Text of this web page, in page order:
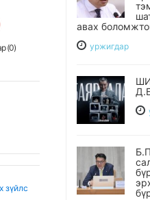
(0)
зүйлс
авах
уржигдар